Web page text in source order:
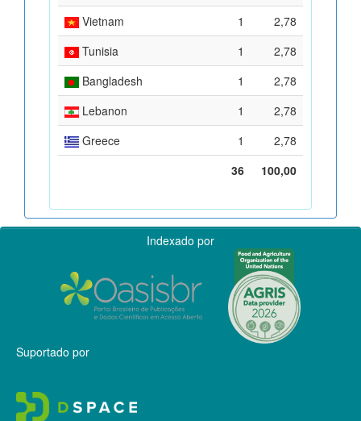
Vietnam 1
2,78
Tunisia
1
2,78
Bangladesh
1
2,78
Lebanon
1
2,78
Greece
1
2,78
36
100,00
Indexado por
Suportado por